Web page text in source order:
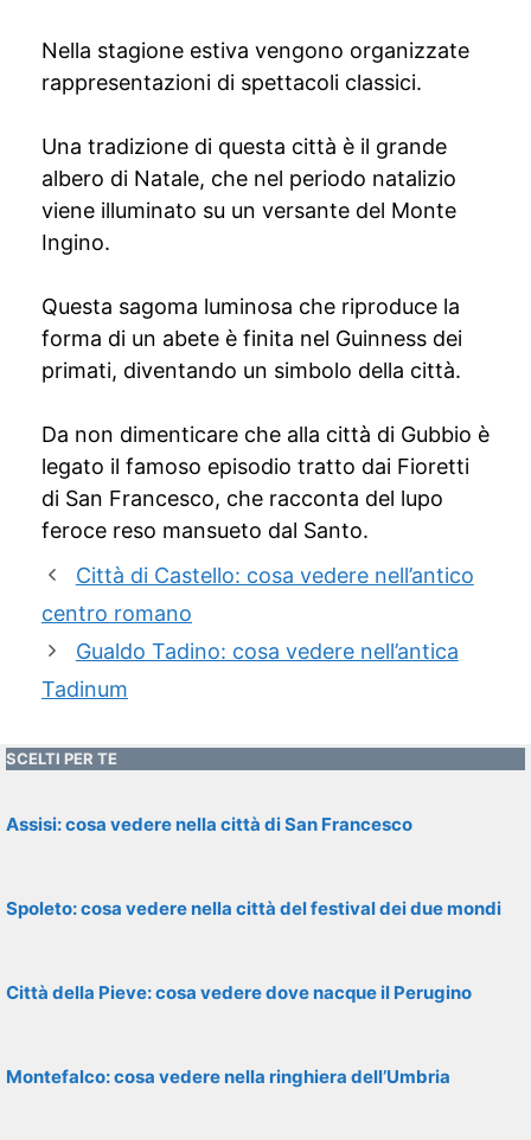
Nella stagione estiva vengono organizzate
rappresentazioni di spettacoli classici.
Una tradizione di questa città è il grande
albero di Natale, che nel periodo natalizio
viene illuminato su un versante del Monte
Ingino.
Questa sagoma luminosa che riproduce la
forma di un abete è finita nel Guinness dei
primati, diventando un simbolo della città.
Da non dimenticare che alla città di Gubbio è
legato il famoso episodio tratto dai Fioretti
di San Francesco, che racconta del lupo
feroce reso mansueto dal Santo.
Città di Castello: cosa vedere nell’antico
centro romano
Gualdo Tadino: cosa vedere nell’antica
Tadinum
SCELTI PER TE
Assisi: cosa vedere nella città di San Francesco
Spoleto: cosa vedere nella città del festival dei due mondi
Città della Pieve: cosa vedere dove nacque il Perugino
Montefalco: cosa vedere nella ringhiera dell’Umbria